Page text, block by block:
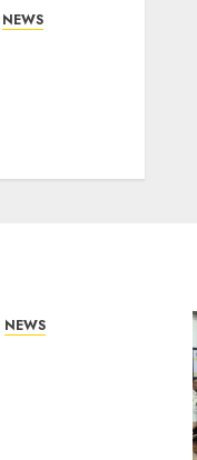
NEWS
0
NEWS